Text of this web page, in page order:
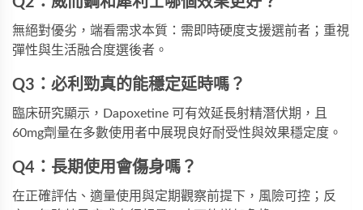
無絕對優劣，端看需求本質：需即時硬度支援選前者；重視
彈性與生活融合度選後者。
Q3：必利勁真的能穩定延時嗎？
臨床研究顯示，Dapoxetine 可有效延長射精潛伏期，且
60mg劑量在多數使用者中展現良好耐受性與效果穩定度。
Q4：長期使用會傷身嗎？
在正確評估、適量使用與定期觀察前提下，風險可控；反